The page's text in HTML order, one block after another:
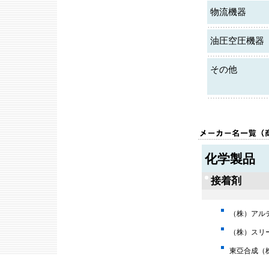
物流機器
油圧空圧機器
その他